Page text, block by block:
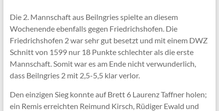
Die 2. Mannschaft aus Beilngries spielte an diesem
Wochenende ebenfalls gegen Friedrichshofen. Die
Friedrichshofen 2 war sehr gut besetzt und mit einem DWZ
Schnitt von 1599 nur 18 Punkte schlechter als die erste
Mannschaft. Somit war es am Ende nicht verwunderlich,
dass Beilngries 2 mit 2,5-5,5 klar verlor.
Den einzigen Sieg konnte auf Brett 6 Laurenz Taffner holen;
ein Remis erreichten Reimund Kirsch, Rüdiger Ewald und